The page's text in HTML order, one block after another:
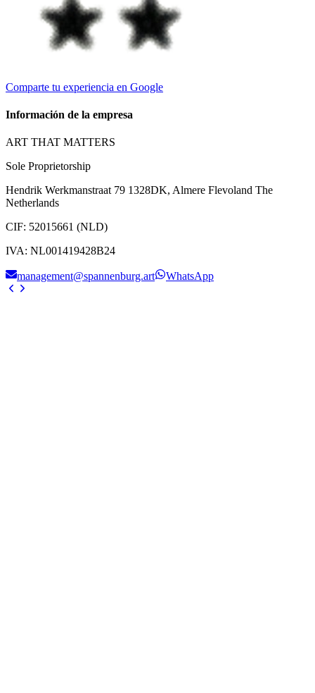
Comparte tu experiencia en Google
Información de la empresa
ART THAT MATTERS
Sole Proprietorship
Hendrik Werkmanstraat 79 1328DK, Almere Flevoland The
Netherlands
CIF: 52015661 (NLD)
IVA: NL001419428B24
management@spannenburg.art WhatsApp